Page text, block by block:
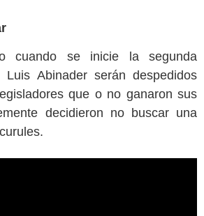
cuando se inicie la segunda
Luis Abinader serán despedidos
que o no ganaron sus
decidieron no buscar una